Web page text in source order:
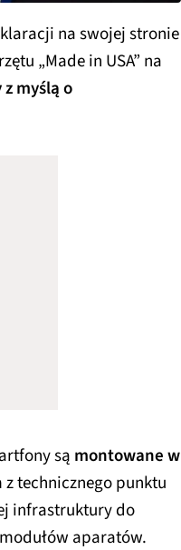
na swojej stronie
„Made in USA” na
myślą o
są montowane w
technicznego punktu
infrastruktury do
aparatów.